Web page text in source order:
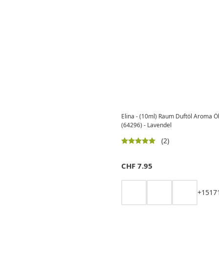
Elina - (10ml) Raum Duftöl Aroma
(64296) - Lavendel
(2)
CHF 7.95
+1517